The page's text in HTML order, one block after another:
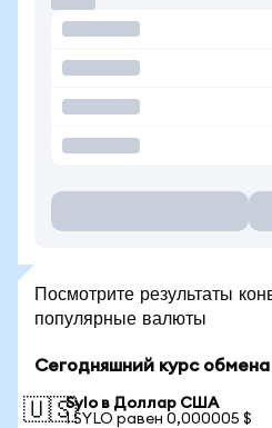
Посмотрите результаты
популярные валюты
Сегодняшний курс обмена
🇺🇸Sylo в Доллар США
1 SYLO равен 0,000005 $